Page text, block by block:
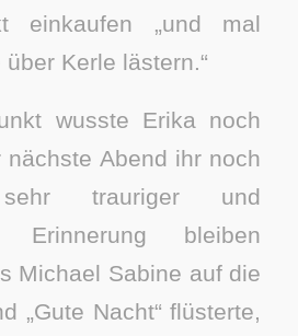
einkaufen „und mal
Kerle lästern.“
wusste Erika noch
Abend ihr noch
trauriger und
Erinnerung bleiben
Michael Sabine auf die
„Gute Nacht“ flüsterte,